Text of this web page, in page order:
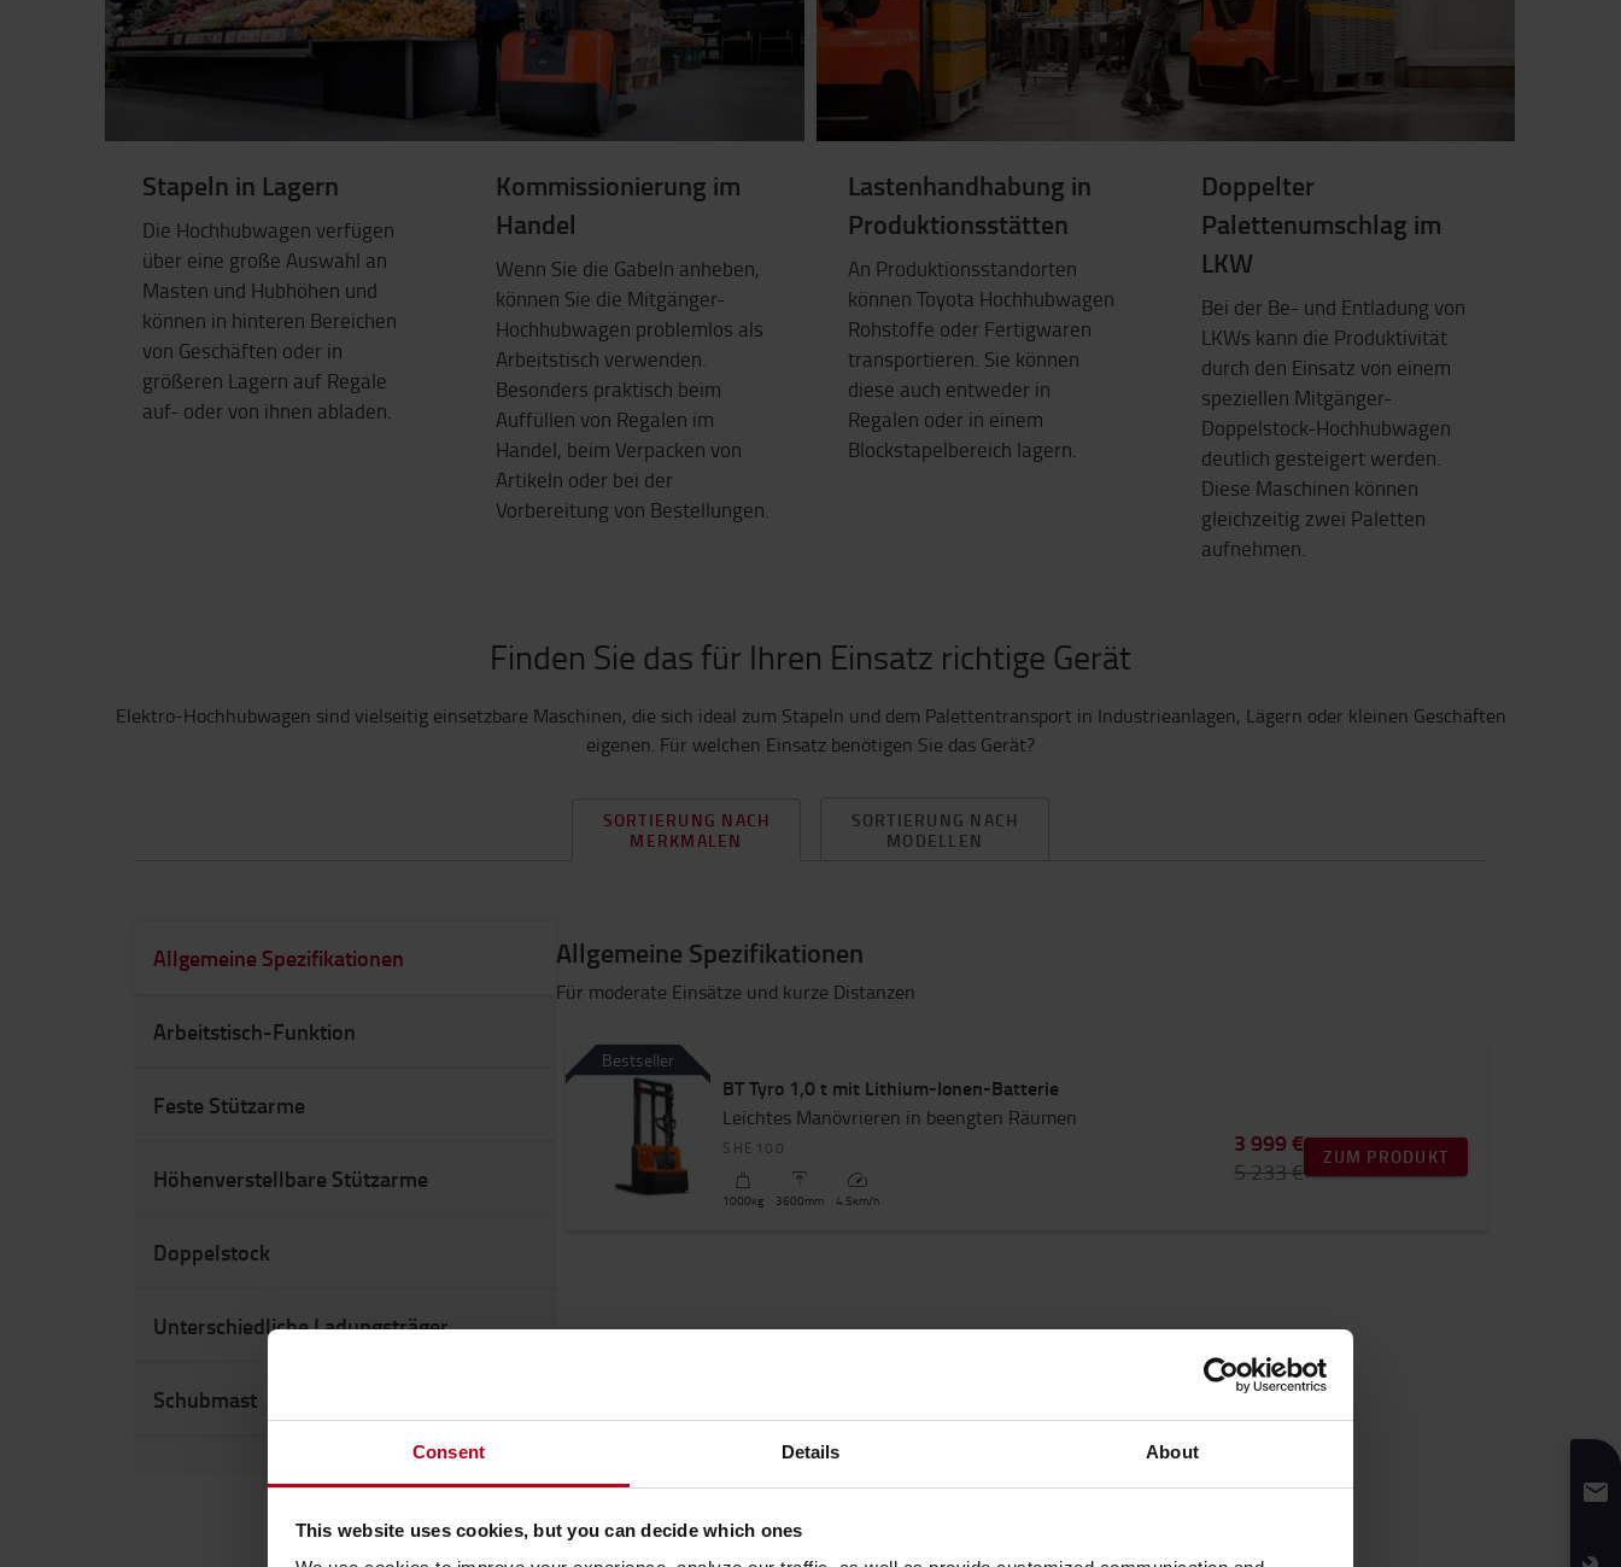
Consent Details About
This website uses cookies, but you can decide which ones
Stapeln in Lagern
Die Hochhubwagen verfügen
über eine große Auswahl an
Masten und Hubhöhen und
können in hinteren Bereichen
von Geschäften oder in
größeren Lagern auf Regale
auf- oder von ihnen abladen.
Kommissionierung im
Handel
Wenn Sie die Gabeln anheben,
können Sie die Mitgänger-
Hochhubwagen problemlos als
Arbeitstisch verwenden.
Besonders praktisch beim
Auffüllen von Regalen im
Handel, beim Verpacken von
Artikeln oder bei der
Vorbereitung von Bestellungen.
Lastenhandhabung in
Produktionsstätten
An Produktionsstandorten
können Toyota Hochhubwagen
Rohstoffe oder Fertigwaren
transportieren. Sie können
diese auch entweder in
Regalen oder in einem
Blockstapelbereich lagern.
Doppelter
Palettenumschlag im
LKW
Bei der Be- und Entladung von
LKWs kann die Produktivität
durch den Einsatz von einem
speziellen Mitgänger-
Doppelstock-Hochhubwagen
deutlich gesteigert werden.
Diese Maschinen können
gleichzeitig zwei Paletten
aufnehmen.
Finden Sie das für Ihren Einsatz richtige Gerät
Elektro-Hochhubwagen sind vielseitig einsetzbare Maschinen, die sich ideal zum Stapeln und dem Palettentransport in Industrieanlagen, Lägern oder kleinen Geschäften
eigenen. Für welchen Einsatz benötigen Sie das Gerät?
SORTIERUNG NACH
MERKMALEN
SORTIERUNG NACH
MODELLEN
Allgemeine Spezifikationen
Arbeitstisch-Funktion
Feste Stützarme
Höhenverstellbare Stützarme
Doppelstock
Unterschiedliche Ladungsträger
Schubmast
Allgemeine Spezifikationen
Für moderate Einsätze und kurze Distanzen
Bestseller
BT Tyro 1,0 t mit Lithium-Ionen-Batterie
Leichtes Manövrieren in beengten Räumen
SHE100
1000kg 3600mm 4.5km/h
3 999 €
5 233 €
ZUM PRODUKT